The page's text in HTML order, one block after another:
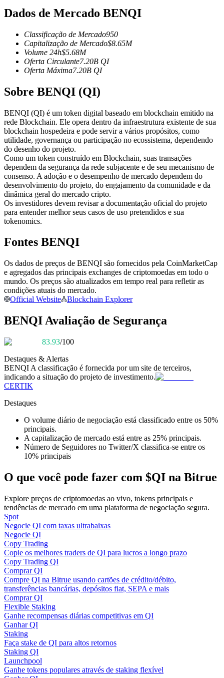
Futuros usando USDC como garantia
Copiar Trading
Junte-se aos principais traders
Torne-se um Trader de Cópias
Informação
Análise de big data, incluindo informações comerciais, etc.
Guia
Estratégias de negociação
Aprenda como se manter lucrativo
Dados de Mercado BENQI
Classificação de Mercado950
Capitalização de Mercado$8.65M
Volume 24h$5.68M
Oferta Circulante7.20B QI
Oferta Máxima7.20B QI
Sobre BENQI (QI)
BENQI (QI) é um token digital baseado em blockchain emitido na
rede Blockchain. Ele opera dentro da infraestrutura existente de sua
blockchain hospedeira e pode servir a vários propósitos, como
utilidade, governança ou participação no ecossistema, dependendo
do desenho do projeto.
Como um token construído em Blockchain, suas transações
dependem da segurança da rede subjacente e de seu mecanismo de
consenso. A adoção e o desempenho de mercado dependem do
desenvolvimento do projeto, do engajamento da comunidade e da
dinâmica geral do mercado cripto.
Os investidores devem revisar a documentação oficial do projeto
para entender melhor seus casos de uso pretendidos e sua
tokenomics.
Fontes BENQI
Os dados de preços de BENQI são fornecidos pela CoinMarketCap
e agregados das principais exchanges de criptomoedas em todo o
mundo. Os preços são atualizados em tempo real para refletir as
condições atuais do mercado.
Official Website
Blockchain Explorer
BENQI Avaliação de Segurança
83.93/100
Destaques & Alertas
BENQI A classificação é fornecida por um site de terceiros,
indicando a situação do projeto de investimento.
CERTIK
Destaques
O volume diário de negociação está classificado entre os 50%
principais.
A capitalização de mercado está entre as 25% principais.
Número de Seguidores no Twitter/X classifica-se entre os
10% principais
O que você pode fazer com $QI na Bitrue
Explore preços de criptomoedas ao vivo, tokens principais e
tendências de mercado em uma plataforma de negociação segura.
Spot
Negocie QI com taxas ultrabaixas
Negocie QI
Copy Trading
Copie os melhores traders de QI para lucros a longo prazo
Copy Trading QI
Comprar QI
Compre QI na Bitrue usando cartões de crédito/débito,
transferências bancárias, depósitos fiat, SEPA e mais
Comprar QI
Flexible Staking
Ganhe recompensas diárias competitivas em QI
Ganhar QI
Staking
Faça stake de QI para altos retornos
Staking QI
Launchpool
Ganhe tokens populares através de staking flexível